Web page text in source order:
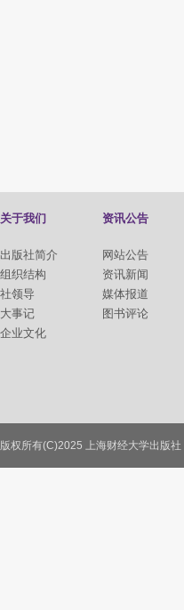
关于我们
出版社简介
组织结构
社领导
大事记
企业文化
资讯公告
网站公告
资讯新闻
媒体报道
图书评论
联系我们
版权所有(C)2025 上海财经大学出版社